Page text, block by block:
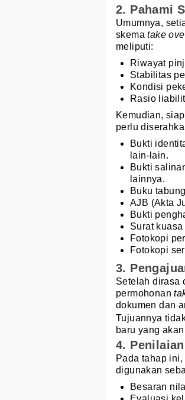
2. Pahami
Umumnya,
skematake
meliputi:
Riwayat
Stabilitas
Kondisi
Rasio
Kemudian,
perlu
Bukti
lain-lain.
Bukti
lainnya.
Buku
AJB (Akta
Bukti
Surat
Fotokopi
Fotokopi
3.
Setelah dirasa
permohonan
dokumen dan
Tujuannya
baru yang
4.
Pada tahap
digunakan
Besaran